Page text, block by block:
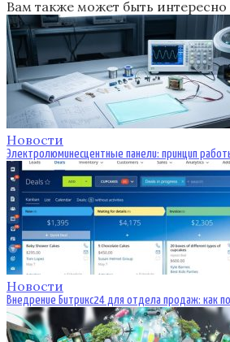
Вам также может быть интересно
Новости
Электролюминесцентные панели: принцип
Новости
Внедрение Битрикс24 для отдела продаж: как